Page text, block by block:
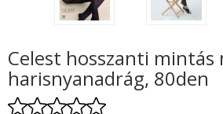
Celest hosszanti mintás
harisnyanadrág, 80den